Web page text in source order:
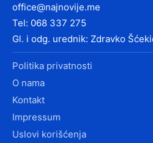
office@najnovije.me
Tel: 068 337 275
Gl. i odg. urednik: Zdravko
Politika privatnosti
O nama
Kontakt
Impressum
Uslovi korišćenja